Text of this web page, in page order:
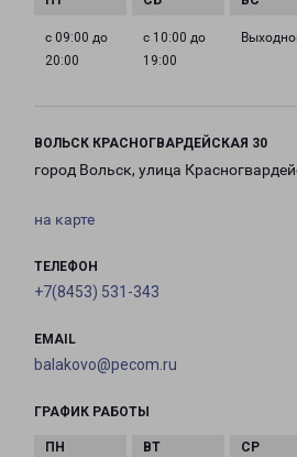
с 09:00 до
20:00
с 10:00 до
19:00
ВОЛЬСК КРАСНОГВАРДЕЙСКАЯ 30
город Вольск, улица
на карте
ТЕЛЕФОН
+7(8453) 531-343
EMAIL
balakovo@pecom.ru
ГРАФИК РАБОТЫ